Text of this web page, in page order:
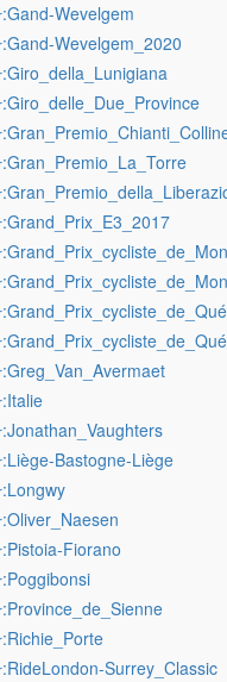
:Gand-Wevelgem
:Gand-Wevelgem_2020
:Giro_della_Lunigiana
:Giro_delle_Due_Province
:Gran_Premio_La_Torre
:Grand_Prix_E3_2017
:Greg_Van_Avermaet
:Italie
:Jonathan_Vaughters
:Liège-Bastogne-Liège
:Longwy
:Oliver_Naesen
:Pistoia-Fiorano
:Poggibonsi
:Province_de_Sienne
:Richie_Porte
:RideLondon-Surrey_Classic